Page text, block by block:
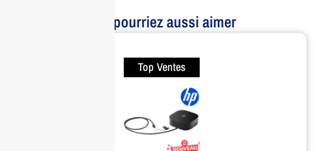
Vous pourriez aussi aimer
Top Ventes